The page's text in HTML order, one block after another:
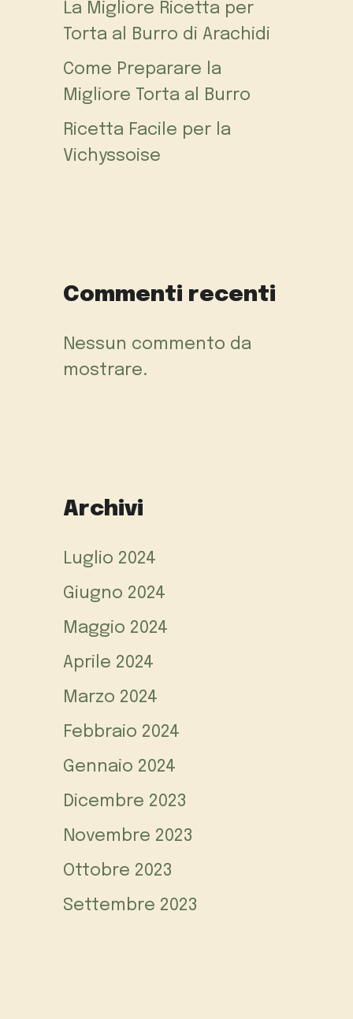
La Migliore Ricetta per
Torta al Burro di Arachidi
Come Preparare la
Migliore Torta al Burro
Ricetta Facile per la
Vichyssoise
Commenti recenti
Nessun commento da
mostrare.
Archivi
Luglio 2024
Giugno 2024
Maggio 2024
Aprile 2024
Marzo 2024
Febbraio 2024
Gennaio 2024
Dicembre 2023
Novembre 2023
Ottobre 2023
Settembre 2023